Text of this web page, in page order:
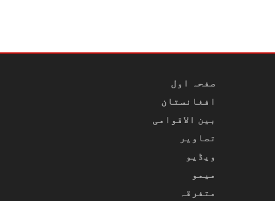
صفحہ اول
افغانستان
بین الاقوامی
تصاویر
ویڈیو
میمو
متفرقہ